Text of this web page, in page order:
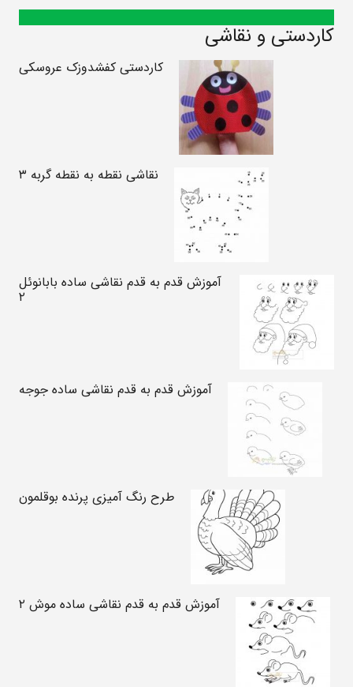
کاردستی و نقاشی
کاردستی کفشدوزک عروسکی
نقاشی نقطه به نقطه گربه ۳
آموزش قدم به قدم نقاشی ساده بابانوئل
۲
آموزش قدم به قدم نقاشی ساده جوجه
طرح رنگ آمیزی پرنده بوقلمون
آموزش قدم به قدم نقاشی ساده موش ۲